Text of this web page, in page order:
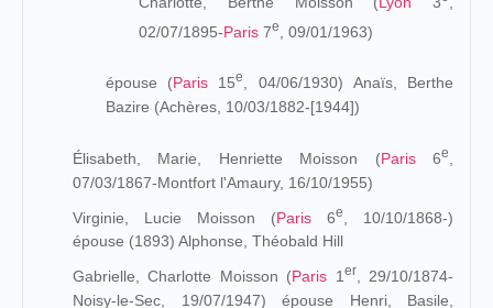
02/07/1895-Paris 7e , 09/01/1963)
épouse (Paris 15e 04/06/1930) Anaïs, Berthe
Bazire (Achères, 10/03/1882-[1944])
Élisabeth, Marie, Henriette Moisson (Paris6e
07/03/1867-Montfort l'Amaury, 16/10/1955)
Virginie, Lucie Moisson (Paris 6e
, 10/10/1868-)
épouse (1893) Alphonse, Théobald Hill
Gabrielle, Charlotte Moisson (Paris 1 er
, 29/10/1874-
Noisy-le-Sec, 19/07/1947) épouse Henri, Basile,